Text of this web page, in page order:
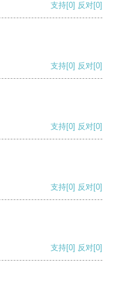
支持[0] 反对[0]
支持[0] 反对[0]
支持[0] 反对[0]
支持[0] 反对[0]
支持[0] 反对[0]